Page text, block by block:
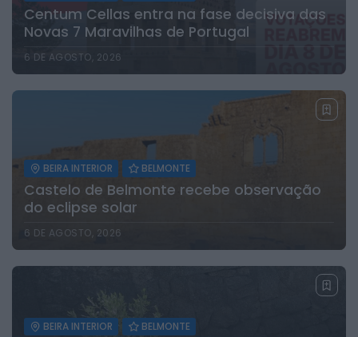
Centum Cellas entra na fase decisiva das
Novas 7 Maravilhas de Portugal
6 DE AGOSTO, 2026
BEIRA INTERIOR BELMONTE
Castelo de Belmonte recebe observação
do eclipse solar
6 DE AGOSTO, 2026
BEIRA INTERIOR BELMONTE